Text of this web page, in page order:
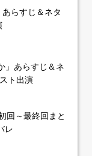
らすじ＆ネタ
」あらすじ＆ネ
ト出演
回～最終回まと
レ